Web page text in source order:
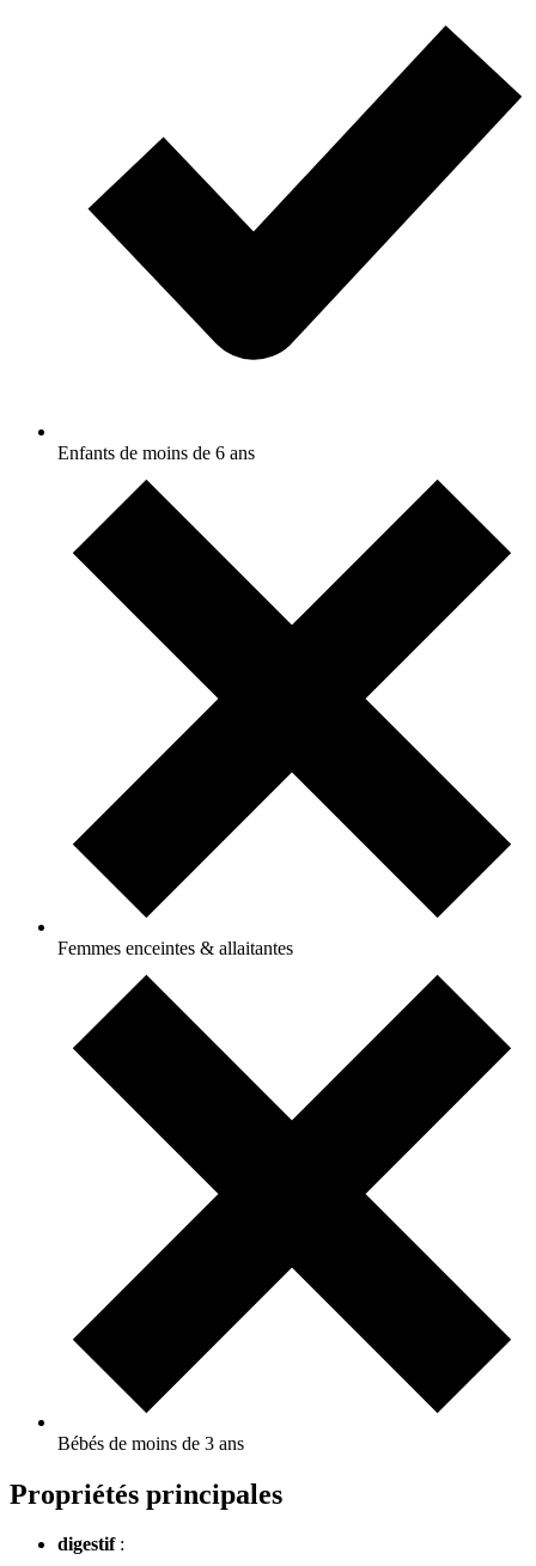
Enfants de moins de 6 ans
Femmes enceintes & allaitantes
Bébés de moins de 3 ans
Propriétés principales
digestif: